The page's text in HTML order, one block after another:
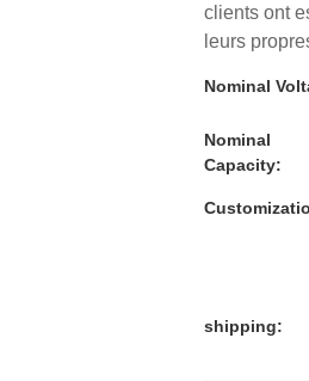
clients ont
leurs
Nominal
Nominal
Capacity:
shipping: